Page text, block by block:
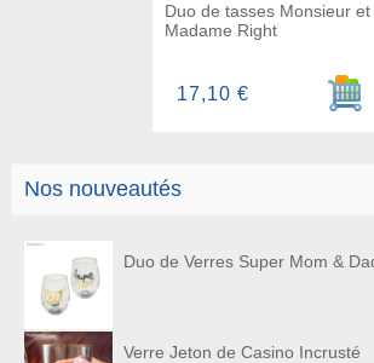
Nos nouveautés
Duo de Verres Super Mom &
Verre Jeton de Casino Incrusté
Duo de tasses Monsieur et
Madame Right
17,10 €